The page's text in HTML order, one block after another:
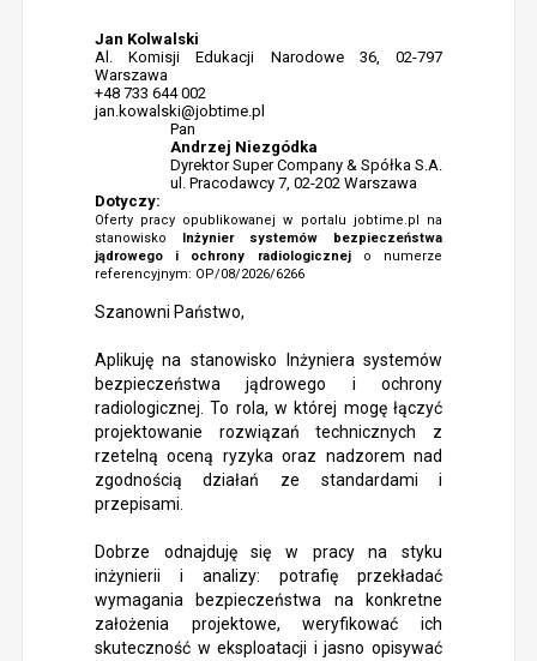
Jan Kolwalski
Al. Komisji Edukacji Narodowe 36, 02-797
Warszawa
+48 733 644 002
jan.kowalski@jobtime.pl
Pan
Andrzej Niezgódka
Dyrektor Super Company & Spółka S.A.
ul. Pracodawcy 7, 02-202 Warszawa
Dotyczy:
Oferty pracy opublikowanej w portalu jobtime.pl na
stanowisko Inżynier systemów bezpieczeństwa
jądrowego i ochrony radiologicznejo numerze
referencyjnym: OP/08/2026/6266
Szanowni Państwo,
Aplikuję na stanowisko Inżyniera systemów
bezpieczeństwa jądrowego i ochrony
radiologicznej. To rola, w której mogę łączyć
projektowanie rozwiązań technicznych z
rzetelną oceną ryzyka oraz nadzorem nad
zgodnością działań ze standardami i
przepisami.
Dobrze odnajduję się w pracy na styku
inżynierii i analizy: potrafię przekładać
wymagania bezpieczeństwa na konkretne
założenia projektowe, weryfikować ich
skuteczność w eksploatacji i jasno opisywać